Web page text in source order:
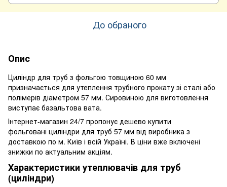
До обраного
Опис
Циліндр для труб з фольгою товщиною 60 мм
призначається для утеплення трубного прокату зі сталі або
полімерів діаметром 57 мм. Сировиною для виготовлення
виступає базальтова вата.
Інтернет-магазин 24/7 пропонує дешево купити
фольговані циліндри для труб 57 мм від виробника з
доставкою по м. Київ і всій Україні. В ціни вже включені
знижки по актуальним акціям.
Характеристики утеплювачів для труб
(циліндри)